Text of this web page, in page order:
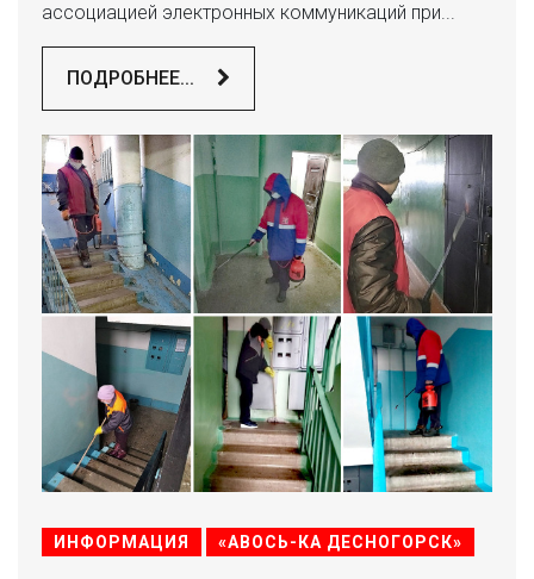
ассоциацией электронных коммуникаций при...
ПОДРОБНЕЕ...
ИНФОРМАЦИЯ «АВОСЬ-КА ДЕСНОГОРСК»